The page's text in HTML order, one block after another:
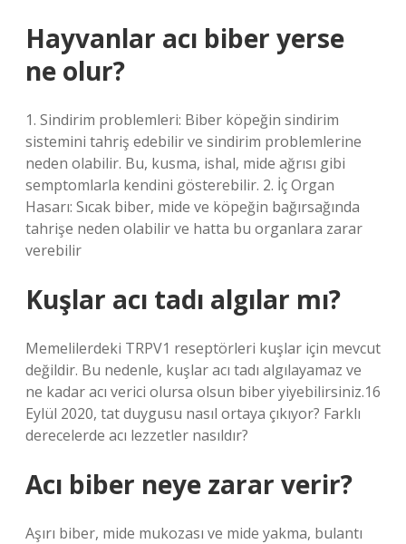
Hayvanlar acı biber yerse
ne olur?
1. Sindirim problemleri: Biber köpeğin sindirim
sistemini tahriş edebilir ve sindirim problemlerine
neden olabilir. Bu, kusma, ishal, mide ağrısı gibi
semptomlarla kendini gösterebilir. 2. İç Organ
Hasarı: Sıcak biber, mide ve köpeğin bağırsağında
tahrişe neden olabilir ve hatta bu organlara zarar
verebilir
Kuşlar acı tadı algılar mı?
Memelilerdeki TRPV1 reseptörleri kuşlar için mevcut
değildir. Bu nedenle, kuşlar acı tadı algılayamaz ve
ne kadar acı verici olursa olsun biber yiyebilirsiniz.16
Eylül 2020, tat duygusu nasıl ortaya çıkıyor? Farklı
derecelerde acı lezzetler nasıldır?
Acı biber neye zarar verir?
Aşırı biber, mide mukozası ve mide yakma, bulantı